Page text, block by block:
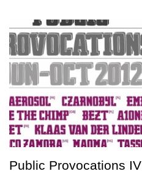
Public Provocations IV